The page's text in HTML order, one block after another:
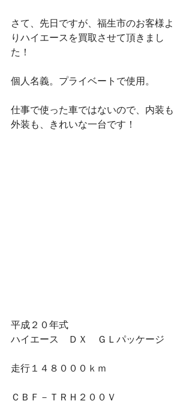
さて、先日ですが、福生市のお客様よ
りハイエースを買取させて頂きまし
た！
個人名義。プライベートで使用。
仕事で使った車ではないので、内装も
外装も、きれいな一台です！
平成２０年式
ハイエース　ＤＸ　ＧＬパッケージ
走行１４８０００ｋｍ
ＣＢＦ－ＴＲＨ２００Ｖ